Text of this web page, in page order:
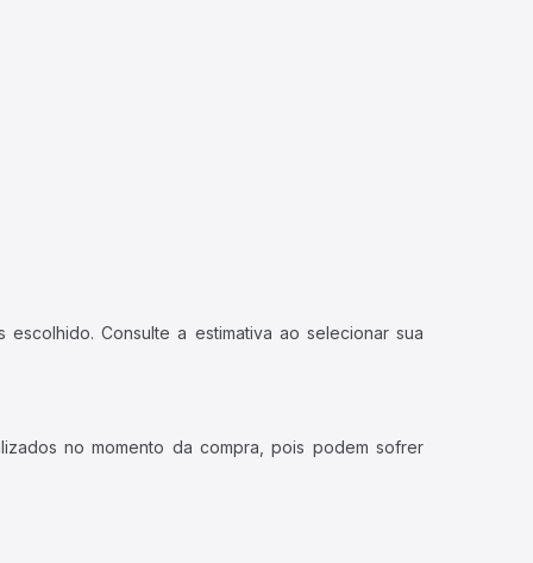
Consulte a estimativa ao selecionar sua
no momento da compra, pois podem sofrer